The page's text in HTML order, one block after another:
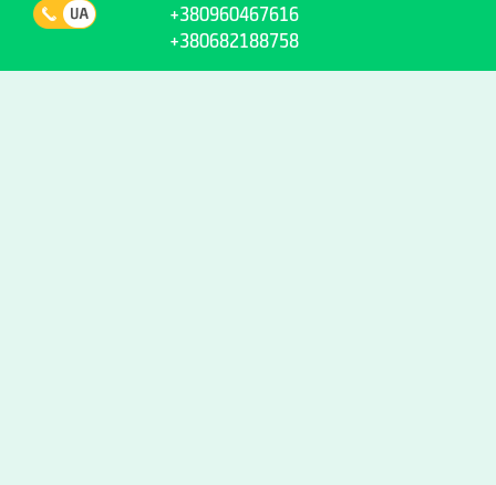
+380960467616
+380682188758